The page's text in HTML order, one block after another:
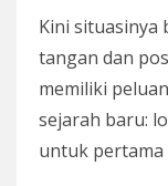
Kini situasinya
tangan dan
memiliki
sejarah baru:
untuk pertama